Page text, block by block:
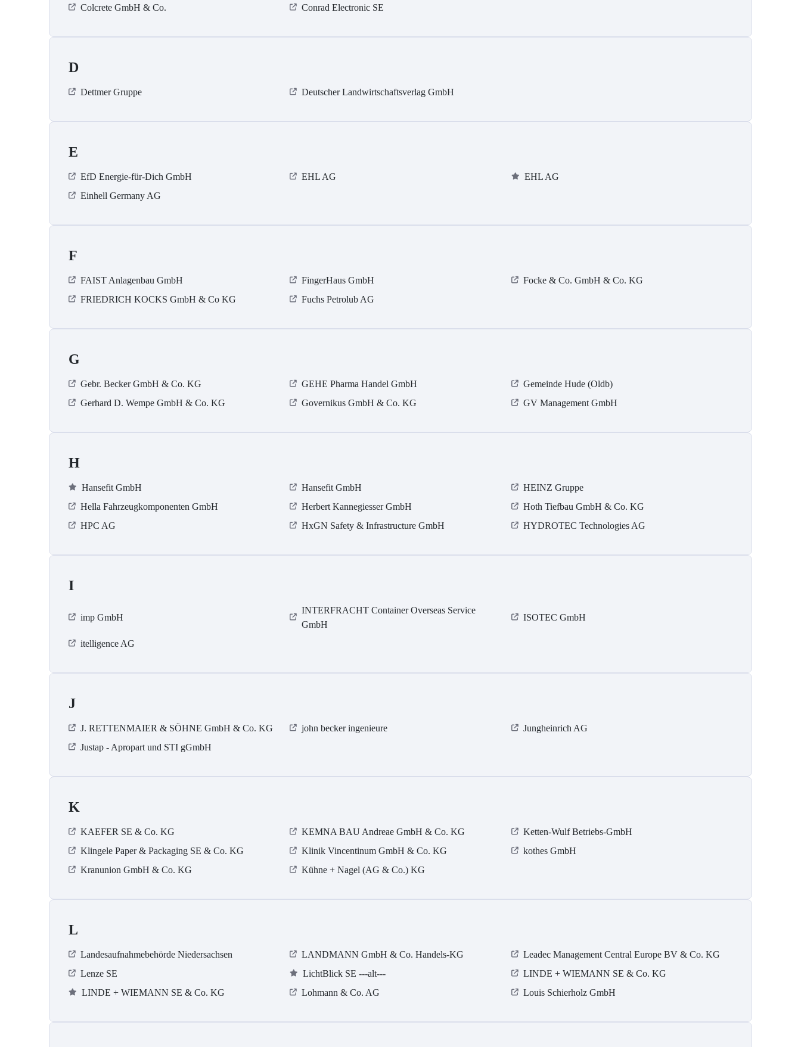
Colcrete GmbH & Co.
Conrad Electronic SE
D
Dettmer Gruppe Deutscher Landwirtschaftsverlag GmbH
E
EfD Energie-für-Dich GmbH EHL AG
EHL AG
Einhell Germany AG
F
FAIST Anlagenbau GmbH FingerHaus GmbH
Focke & Co. GmbH & Co. KG
FRIEDRICH KOCKS GmbH & Co KG
Fuchs Petrolub AG
G
Gebr. Becker GmbH & Co. KG GEHE Pharma Handel GmbH
Gemeinde Hude (Oldb)
Gerhard D. Wempe GmbH & Co. KG
Governikus GmbH & Co. KG GV Management GmbH
H
Hansefit GmbH Hansefit GmbH
HEINZ Gruppe
Hella Fahrzeugkomponenten GmbH
Herbert Kannegiesser GmbH
Hoth Tiefbau GmbH & Co. KG
HPC AG
HxGN Safety & Infrastructure GmbH HYDROTEC Technologies AG
I
imp GmbH
INTERFRACHT Container Overseas Service
GmbH
ISOTEC GmbH
itelligence AG
J
J. RETTENMAIER & SÖHNE GmbH & Co. KG john becker ingenieure
Jungheinrich AG
Justap - Apropart und STI gGmbH
K
KAEFER SE & Co. KG KEMNA BAU Andreae GmbH & Co. KG
Ketten-Wulf Betriebs-GmbH
Klingele Paper & Packaging SE & Co. KG
Klinik Vincentinum GmbH & Co. KG
kothes GmbH
Kranunion GmbH & Co. KG
Kühne + Nagel (AG & Co.) KG
L
Landesaufnahmebehörde Niedersachsen LANDMANN GmbH & Co. Handels-KG
Leadec Management Central Europe BV & Co. KG
Lenze SE
LichtBlick SE ---alt---
LINDE + WIEMANN SE & Co. KG
LINDE + WIEMANN SE & Co. KG
Lohmann & Co. AG Louis Schierholz GmbH